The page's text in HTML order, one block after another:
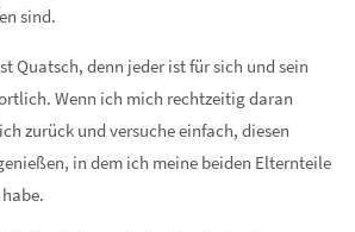
sind.
Quatsch, denn jeder ist für sich und sein
Wenn ich mich rechtzeitig daran
zurück und versuche einfach, diesen
in dem ich meine beiden Elternteile